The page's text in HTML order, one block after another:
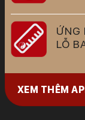
ỨNG
LỖ
XEM THÊM